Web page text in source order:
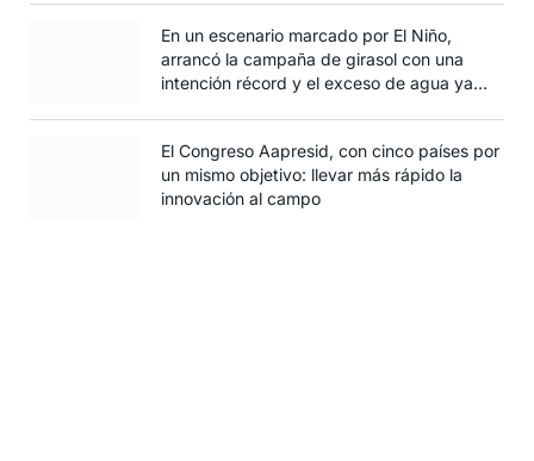
En un escenario marcado por El Niño,
arrancó la campaña de girasol con una
intención récord y el exceso de agua ya
El Congreso Aapresid, con cinco países por
un mismo objetivo: llevar más rápido la
innovación al campo